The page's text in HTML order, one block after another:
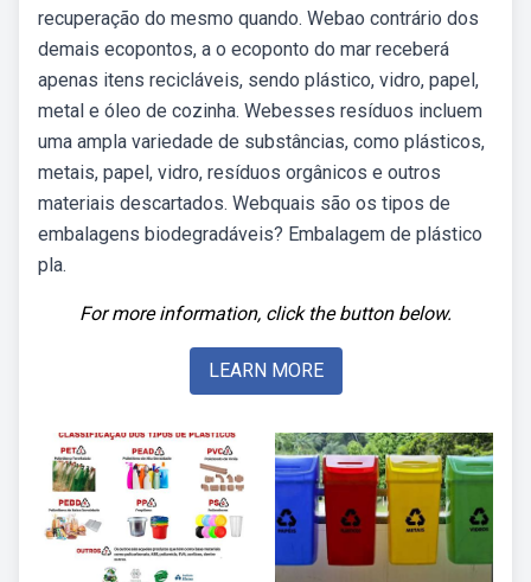
recuperação do mesmo quando. Webao contrário dos
demais ecopontos, a o ecoponto do mar receberá
apenas itens recicláveis, sendo plástico, vidro, papel,
metal e óleo de cozinha. Webesses resíduos incluem
uma ampla variedade de substâncias, como plásticos,
metais, papel, vidro, resíduos orgânicos e outros
materiais descartados. Webquais são os tipos de
embalagens biodegradáveis? Embalagem de plástico
pla.
For more information, click the button below.
LEARN MORE